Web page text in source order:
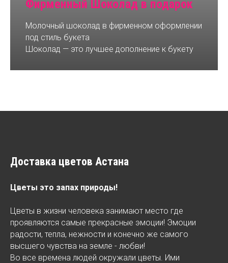
Фирменный Шоколад в подарок
Молочный шоколад в фирменном оформлении
под стиль букета
Шоколад — это лучшее дополнение к букету
Доставка цветов Астана
Цветы это запах природы!
Цветы в жизни человека занимают место где
проявляются самые прекрасные эмоции! Эмоции
радости, тепла, нежности и конечно же самого
высшего чувства на земле - любви!
Во все времена людей окружали цветы. Ими